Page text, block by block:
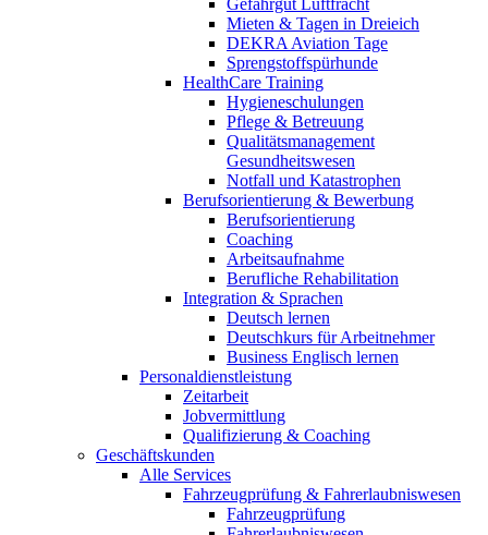
Mieten & Tagen in Dreieich
DEKRA Aviation Tage
Sprengstoffspürhunde
HealthCare Training
Hygieneschulungen
Pflege & Betreuung
Qualitätsmanagement
Gesundheitswesen
Notfall und Katastrophen
Berufsorientierung & Bewerbung
Berufsorientierung
Coaching
Arbeitsaufnahme
Berufliche Rehabilitation
Integration & Sprachen
Deutsch lernen
Deutschkurs für Arbeitnehmer
Business Englisch lernen
Personaldienstleistung
Zeitarbeit
Jobvermittlung
Qualifizierung & Coaching
Geschäftskunden
Alle Services
Fahrzeugprüfung & Fahrerlaubniswesen
Fahrzeugprüfung